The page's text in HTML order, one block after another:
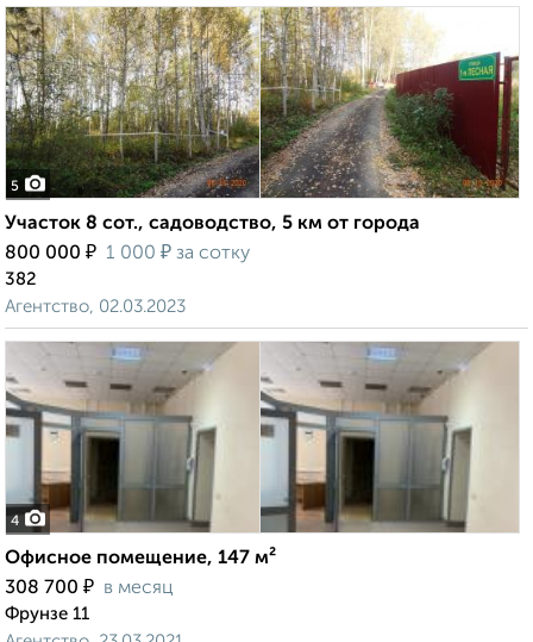
5
Участок 8 сот., садоводство, 5 км от города
800 000 ₽ 1 000 ₽ за сотку
382
Агентство, 02.03.2023
4
Офисное помещение, 147 м²
308 700 ₽ в месяц
Фрунзе 11